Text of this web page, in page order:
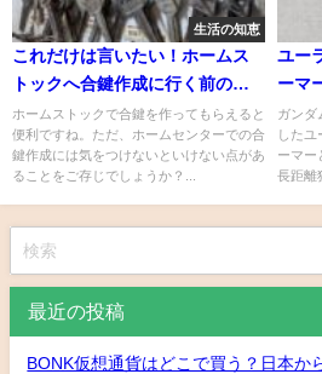
生活の知恵
これだけは言いたい！ホームス
トックへ合鍵作成に行く前の確
認事項
ホームストックで合鍵を作ってもらえると
便利ですね。ただ、ホームセンターでの合
鍵作成には気をつけないといけない点があ
ることをご存じでしょうか？...
ユー
ーマ
ガンダ
したユ
ーマー
長距離
最近の投稿
BONK仮想通貨はどこで買う？日本か